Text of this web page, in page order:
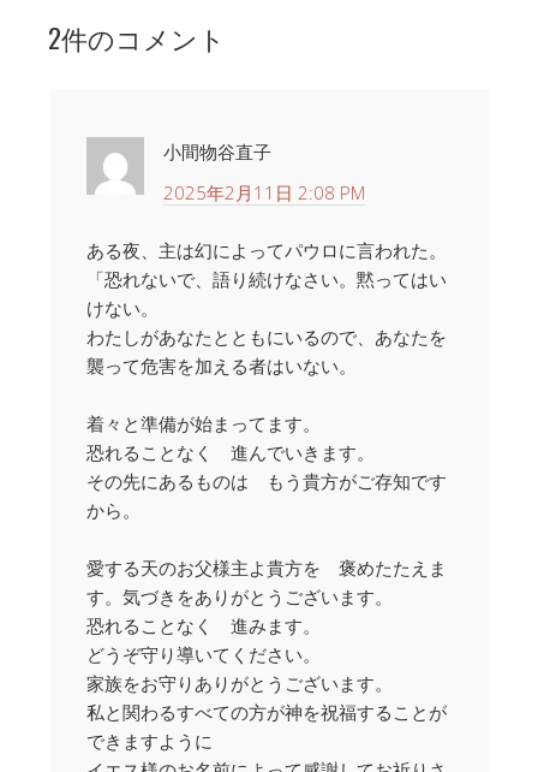
2件のコメント
小間物谷直子
2025年2月11日 2:08 PM
ある夜、主は幻によってパウロに言われた。
「恐れないで、語り続けなさい。黙ってはい
けない。
わたしがあなたとともにいるので、あなたを
襲って危害を加える者はいない。
着々と準備が始まってます。
恐れることなく 進んでいきます。
その先にあるものは もう貴方がご存知です
から。
愛する天のお父様主よ貴方を 褒めたたえま
す。気づきをありがとうございます。
恐れることなく 進みます。
どうぞ守り導いてください。
家族をお守りありがとうございます。
私と関わるすべての方が神を祝福することが
できますように